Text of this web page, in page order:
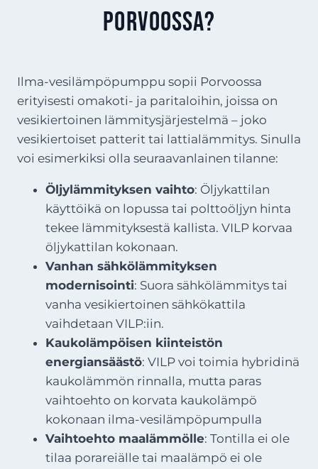
Porvoossa?
Ilma-vesilämpöpumppu sopii Porvoossa
erityisesti omakoti- ja paritaloihin, joissa on
vesikiertoinen lämmitysjärjestelmä – joko
vesikiertoiset patterit tai lattialämmitys. Sinulla
voi esimerkiksi olla seuraavanlainen tilanne:
Öljylämmityksen vaihto: Öljykattilan
käyttöikä on lopussa tai polttoöljyn hinta
tekee lämmityksestä kallista. VILP korvaa
öljykattilan kokonaan.
Vanhan sähkölämmityksen
modernisointi: Suora sähkölämmitys tai
vanha vesikiertoinen sähkökattila
vaihdetaan VILP:iin.
Kaukolämpöisen kiinteistön
energiansäästö: VILP voi toimia hybridinä
kaukolämmön rinnalla, mutta paras
vaihtoehto on korvata kaukolämpö
kokonaan ilma-vesilämpöpumpulla
Vaihtoehto maalämmölle: Tontilla ei ole
tilaa porareiälle tai maalämpö ei ole